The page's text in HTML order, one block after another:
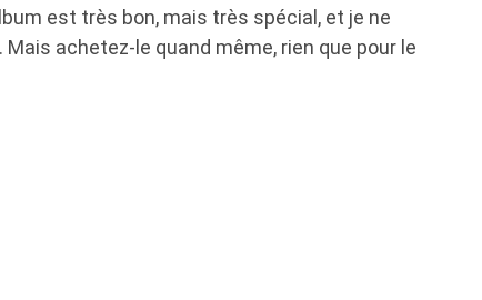
est très bon, mais très spécial, et je ne
achetez-le quand même, rien que pour le